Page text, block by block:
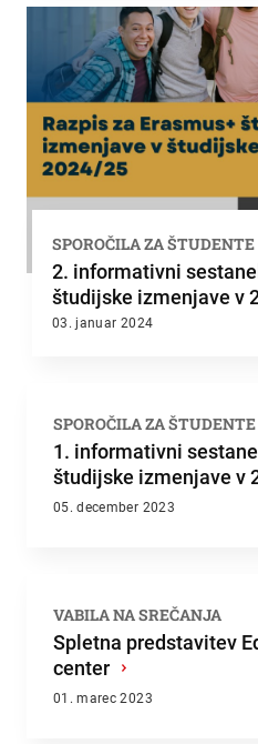
SPOROČILA ZA ŠTUDENTE
2. informativni
študijske izmenjave v
03. januar 2024
SPOROČILA ZA ŠTUDENTE
1. informativni
študijske izmenjave v
05. december 2023
VABILA NA SREČANJA
Spletna predstavitev
center ›
01. marec 2023